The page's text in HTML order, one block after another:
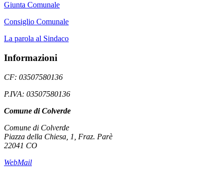
Giunta Comunale
Consiglio Comunale
La parola al Sindaco
Informazioni
CF: 03507580136
P.IVA: 03507580136
Comune di Colverde
Comune di Colverde
Piazza della Chiesa, 1, Fraz. Parè
22041 CO
WebMail